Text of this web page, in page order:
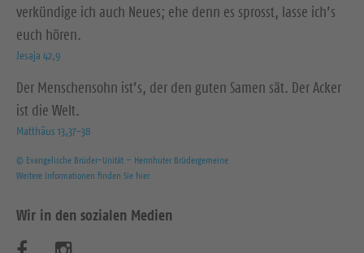
verkündige ich auch Neues; ehe denn es sprosst, lasse ich’s
euch hören.
Jesaja 42,9
Der Menschensohn ist’s, der den guten Samen sät. Der Acker
ist die Welt.
Matthäus 13,37-38
© Evangelische Brüder-Unität – Herrnhuter Brüdergemeine
Weitere Informationen finden Sie hier
Wir in den sozialen Medien